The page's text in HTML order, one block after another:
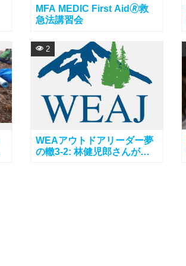
MFA MEDIC First Aid🄬救
急法講習会
WEAアウトドアリーダー夢
の轍3-2: 林健児郎さんが
2